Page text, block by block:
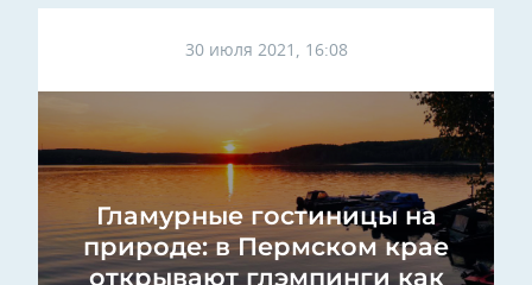
30 июля 2021, 16:08
Гламурные гостиницы на
природе: в Пермском крае
открывают глэмпинги как